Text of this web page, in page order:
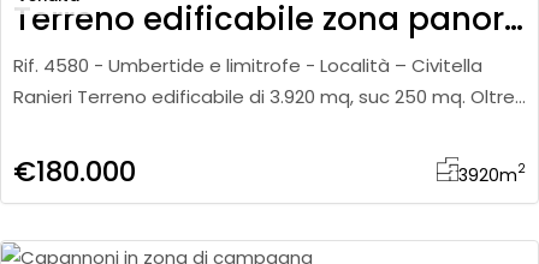
Terreno edificabile zona panoramica
Rif. 4580 - Umbertide e limitrofe - Località – Civitella
Ranieri Terreno edificabile di 3.920 mq, suc 250 mq. Oltre
€180.000 3920m2